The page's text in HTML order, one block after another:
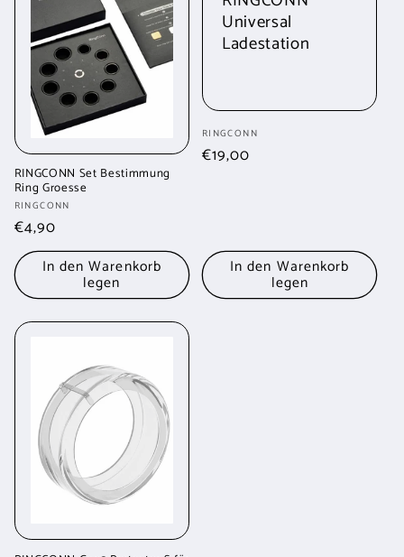
RINGCONN Set Bestimmung
Ring Groesse
Anbieter:
RINGCONN
Normaler
Preis
€4,90
In den Warenkorb
legen
Universal
Ladestation
Anbieter:
RINGCONN
Normaler
€19,00
In den Warenkorb
legen